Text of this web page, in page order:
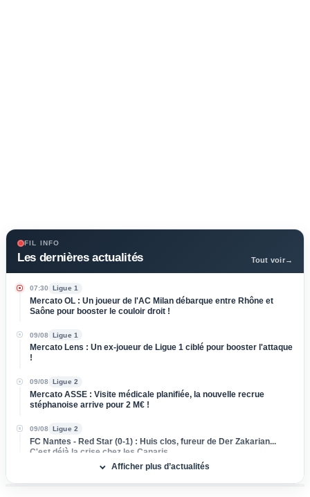
FIL INFO
Les dernières actualités Tout voir→
07:30 Ligue 1
Mercato OL : Un joueur de l'AC Milan débarque entre Rhône et
Saône pour booster le couloir droit !
09/08 Ligue 1
Mercato Lens : Un ex-joueur de Ligue 1 ciblé pour booster l'attaque
!
09/08 Ligue 2
Mercato ASSE : Visite médicale planifiée, la nouvelle recrue
stéphanoise arrive pour 2 M€ !
09/08 Ligue 2
FC Nantes - Red Star (0-1) : Huis clos, fureur de Der Zakarian...
C'est déjà la crise chez les Canaris
Afficher plus d’actualités